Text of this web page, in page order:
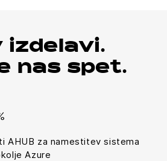
izdelavi.
nas spet.
AHUB za namestitev sistema
Azure